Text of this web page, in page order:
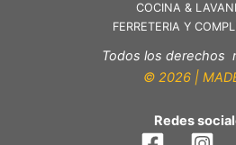
COCINA &
FERRETERIA Y
Todos los derechos
© 2026 |
Redes